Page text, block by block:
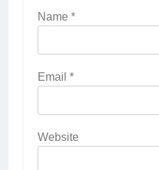
Name *
Email *
Website